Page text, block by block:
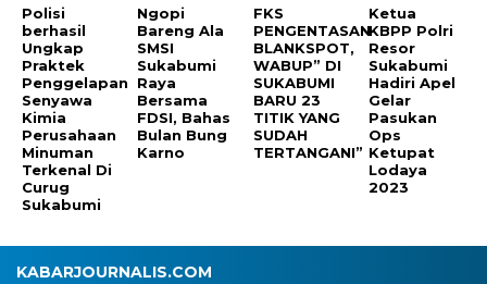
Polisi
berhasil
Ungkap
Praktek
Penggelapan
Senyawa
Kimia
Perusahaan
Minuman
Terkenal Di
Curug
Sukabumi
Ngopi
Bareng Ala
SMSI
Sukabumi
Raya
Bersama
FDSI, Bahas
Bulan Bung
Karno
FKS
PENGENTASAN
BLANKSPOT,
WABUP” DI
SUKABUMI
BARU 23
TITIK YANG
SUDAH
TERTANGANI”
Ketua
KBPP Polri
Resor
Sukabumi
Hadiri Apel
Gelar
Pasukan
Ops
Ketupat
Lodaya
2023
KABARJOURNALIS.COM